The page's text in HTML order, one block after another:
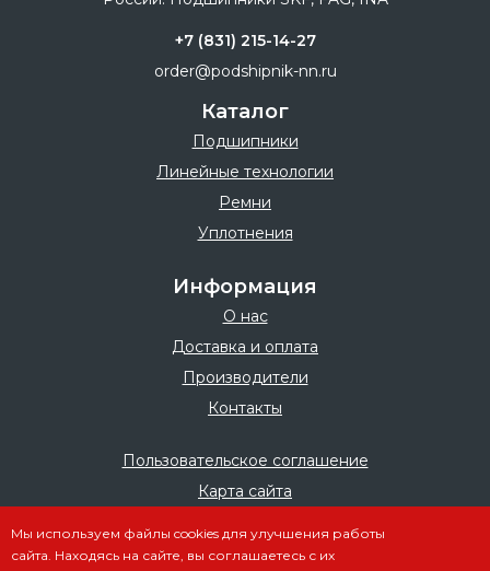
+7 (831) 215-14-27
order@podshipnik-nn.ru
Каталог
Подшипники
Линейные технологии
Ремни
Уплотнения
Информация
О нас
Доставка и оплата
Производители
Контакты
Пользовательское соглашение
Карта сайта
Мы используем файлы cookies для улучшения работы
сайта. Находясь на сайте, вы соглашаетесь с их